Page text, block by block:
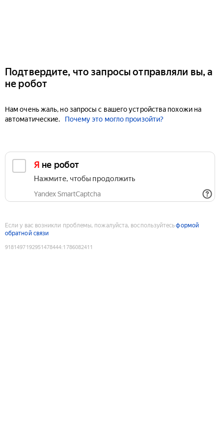
Подтвердите, что запросы отправляли вы, а
не робот
Нам очень жаль, но запросы с вашего устройства похожи на
автоматические.
Почему это могло произойти?
Я не робот
Нажмите, чтобы продолжить
Yandex SmartCaptcha
Если у вас возникли проблемы, пожалуйста, воспользуйтесьформой
обратной связи
9181497192951478444:1786082411